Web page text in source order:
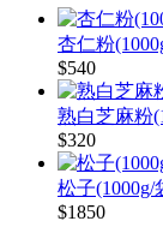
杏仁粉
$540
熟白芝麻粉
$320
松子(1000g/
$1850